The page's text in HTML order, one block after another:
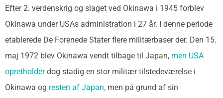
Efter 2. verdenskrig og slaget ved Okinawa i 1945 forblev
Okinawa under USAs administration i 27 år. I denne periode
etablerede De Forenede Stater flere militærbaser der. Den 15.
maj 1972 blev Okinawa vendt tilbage til Japan, men USA
opretholderdog stadig en stor militær tilstedeværelse i
Okinawa og resten af Japan, men på grund af sin